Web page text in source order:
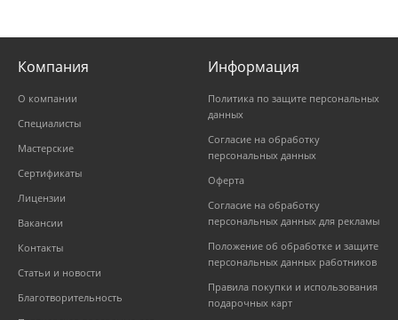
Компания
О компании
Специалисты
Мастерские
Сертификаты
Лицензии
Вакансии
Контакты
Статьи и новости
Благотворительность
Информация
Политика по защите персональных
данных
Согласие на обработку
персональных данных
Оферта
Согласие на обработку
персональных данных для рекламы
Положение об обработке и защите
персональных данных работников
Правила покупки и использования
подарочных карт